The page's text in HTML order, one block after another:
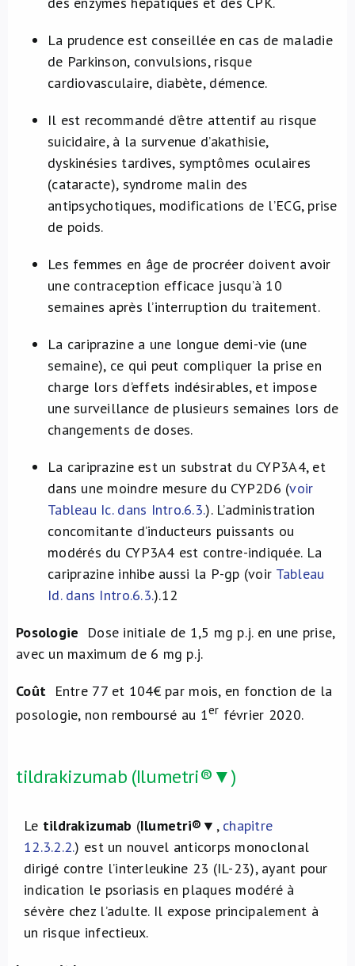
La prudence est conseillée en cas de maladie
de Parkinson, convulsions, risque
cardiovasculaire, diabète, démence.
Il est recommandé d’être attentif au risque
suicidaire, à la survenue d’akathisie,
dyskinésies tardives, symptômes oculaires
(cataracte), syndrome malin des
antipsychotiques, modifications de l’ECG, prise
de poids.
Les femmes en âge de procréer doivent avoir
une contraception efficace jusqu’à 10
semaines après l’interruption du traitement.
La cariprazine a une longue demi-vie (une
semaine), ce qui peut compliquer la prise en
charge lors d’effets indésirables, et impose
une surveillance de plusieurs semaines lors de
changements de doses.
La cariprazine est un substrat du CYP3A4, et
dans une moindre mesure du CYP2D6 (voir
Tableau Ic. dans Intro.6.3.). L’administration
concomitante d’inducteurs puissants ou
modérés du CYP3A4 est contre-indiquée. La
cariprazine inhibe aussi la P-gp (voir Tableau
Id. dans Intro.6.3.).12
Posologie Dose initiale de 1,5 mg p.j. en une prise,
avec un maximum de 6 mg p.j.
Coût Entre 77 et 104€ par mois, en fonction de la
posologie, non remboursé au 1er février 2020.
tildrakizumab (Ilumetri®▼)
Le tildrakizumab (Ilumetri®▼, chapitre
12.3.2.2.) est un nouvel anticorps monoclonal
dirigé contre l’interleukine 23 (IL-23), ayant pour
indication le psoriasis en plaques modéré à
sévère chez l’adulte. Il expose principalement à
un risque infectieux.